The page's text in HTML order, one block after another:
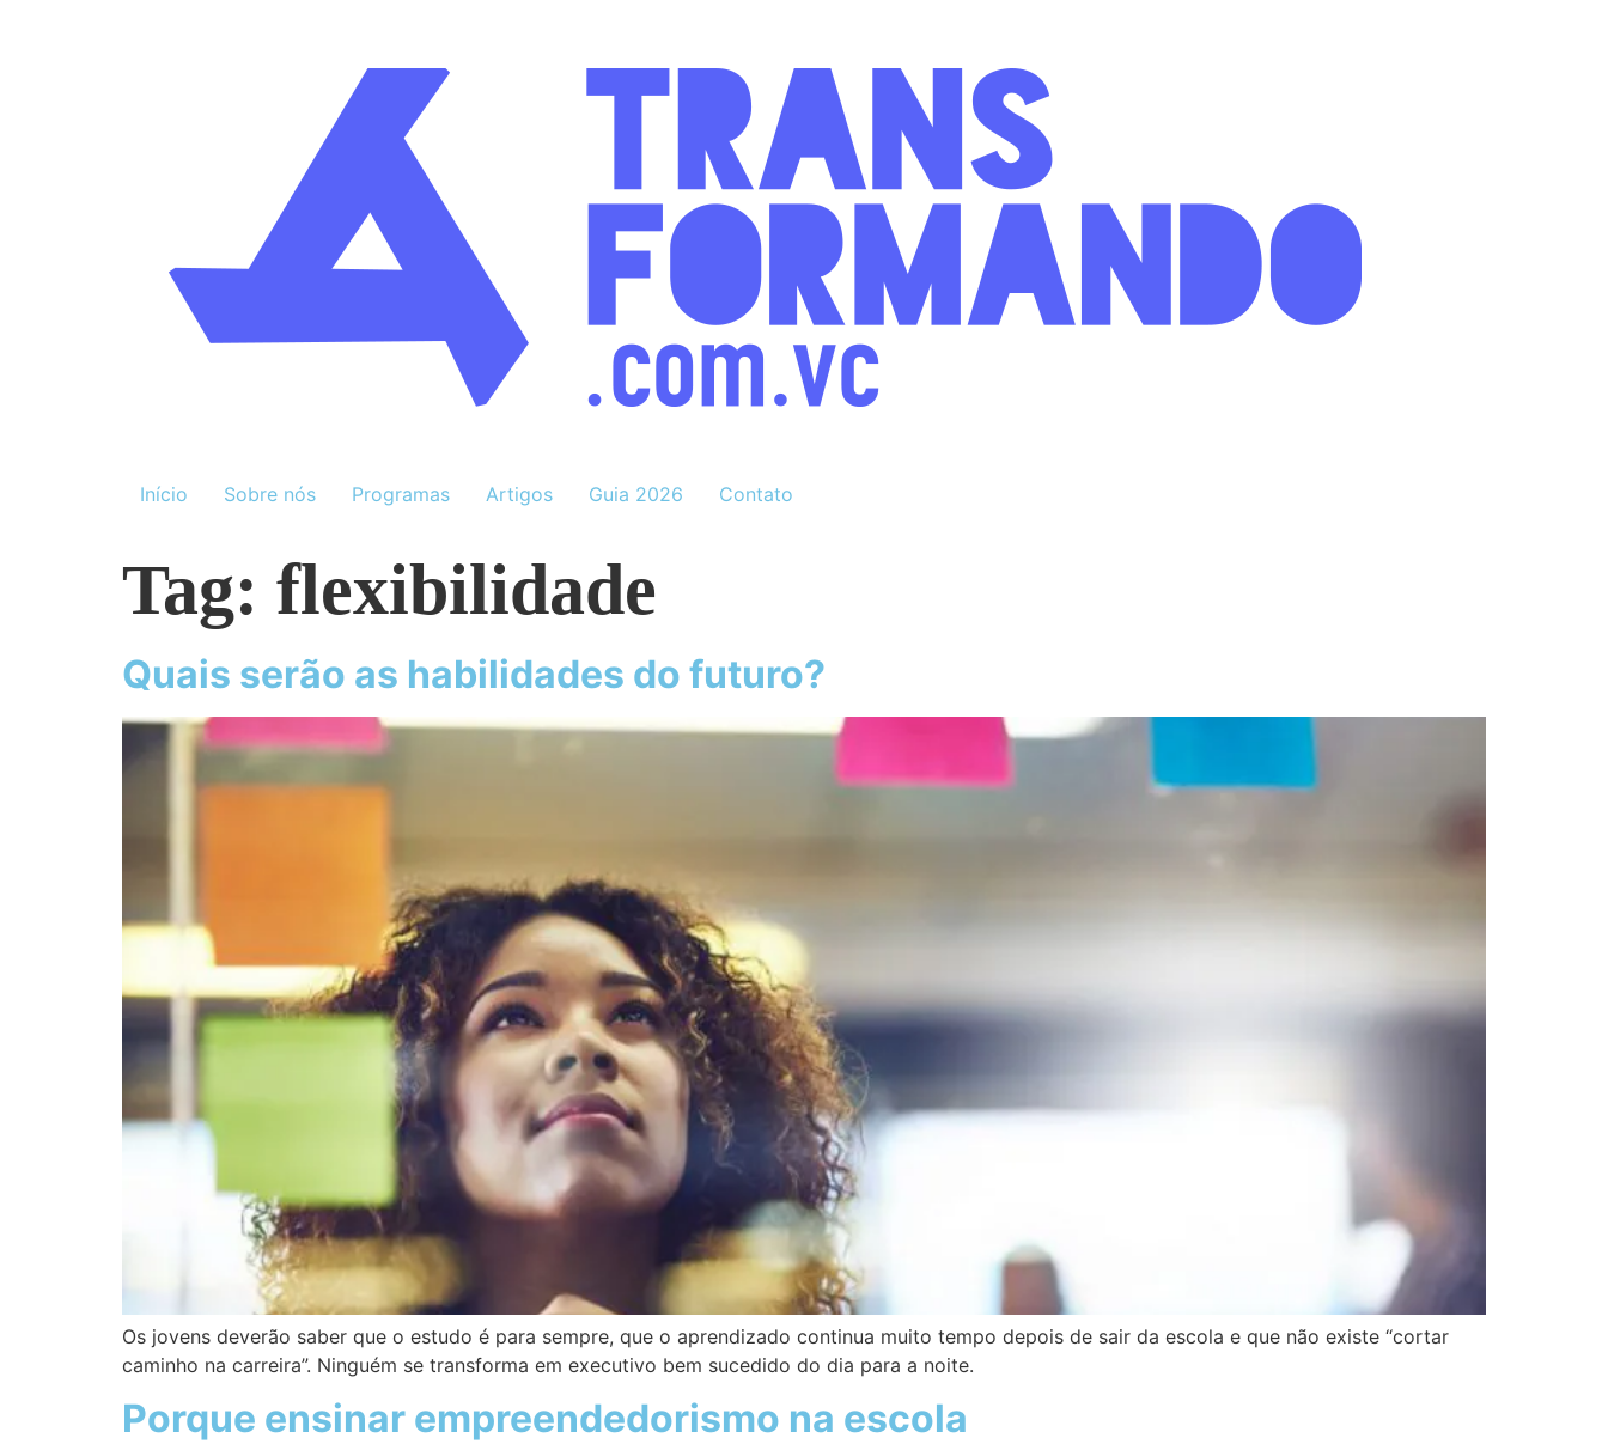
Início Sobre nós Programas Artigos Guia 2026 Contato
Tag: flexibilidade
Quais serão as habilidades do futuro?
Os jovens deverão saber que o estudo é para sempre, que o aprendizado continua muito tempo depois de sair da escola e que não existe “cortar
caminho na carreira”. Ninguém se transforma em executivo bem sucedido do dia para a noite.
Porque ensinar empreendedorismo na escola